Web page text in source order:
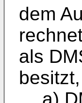
dem
als